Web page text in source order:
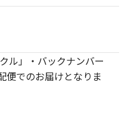
ル」・バックナンバー
でのお届けとなりま